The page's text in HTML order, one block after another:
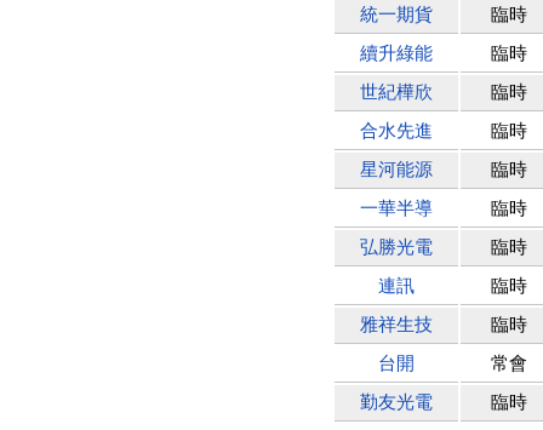
統一期貨
臨時
續升綠能
臨時
世紀樺欣
臨時
合水先進
臨時
星河能源
臨時
一華半導
臨時
弘勝光電
臨時
連訊
臨時
雅祥生技
臨時
台開
常會
勤友光電
臨時